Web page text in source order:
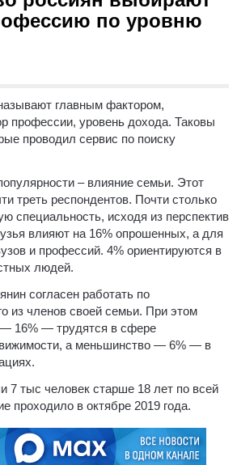
по уровню
главным фактором,
профессии, уровень дохода. Таковы
проводил сервис по поиску
– влияние семьи. Этот
треть респондентов. Почти столько
специальность, исходя из перспектив
влияют на 16% опрошенных, а для
и профессий. 4% ориентируются в
людей.
согласен работать по
из членов своей семьи. При этом
16% — трудятся в сфере
а меньшинство — 6% — в
7 тыс человек старше 18 лет по всей
проходило в октябре 2019 года.